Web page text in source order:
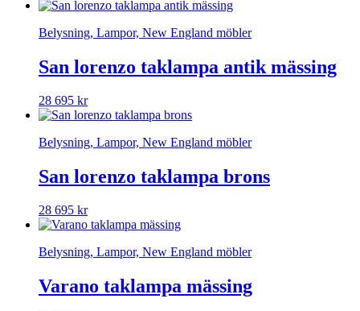
Belysning, Lampor, New England möbler
San lorenzo taklampa antik mässing
28 695 kr
Belysning, Lampor, New England möbler
San lorenzo taklampa brons
28 695 kr
Belysning, Lampor, New England möbler
Varano taklampa mässing